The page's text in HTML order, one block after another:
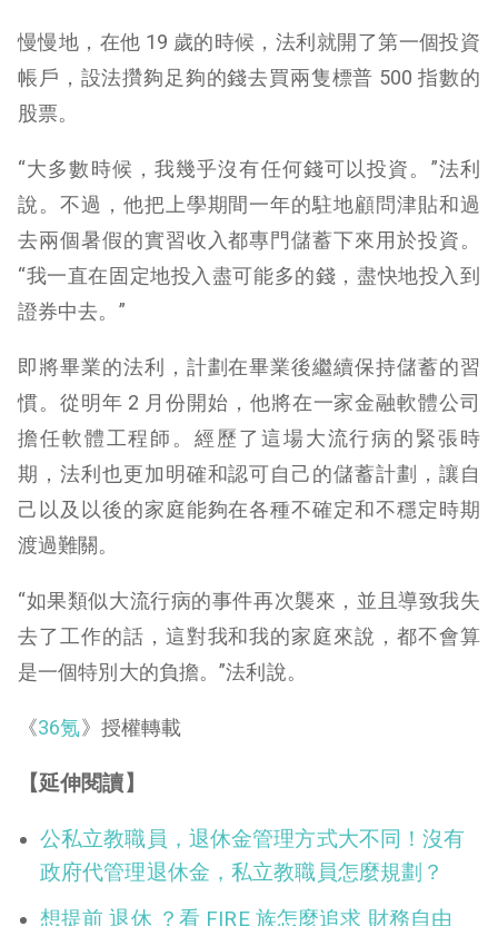
慢慢地，在他 19 歲的時候，法利就開了第一個投資
帳戶，設法攢夠足夠的錢去買兩隻標普 500 指數的
股票。
“大多數時候，我幾乎沒有任何錢可以投資。”法利
說。不過，他把上學期間一年的駐地顧問津貼和過
去兩個暑假的實習收入都專門儲蓄下來用於投資。
“我一直在固定地投入盡可能多的錢，盡快地投入到
證券中去。”
即將畢業的法利，計劃在畢業後繼續保持儲蓄的習
慣。從明年 2 月份開始，他將在一家金融軟體公司
擔任軟體工程師。經歷了這場大流行病的緊張時
期，法利也更加明確和認可自己的儲蓄計劃，讓自
己以及以後的家庭能夠在各種不確定和不穩定時期
渡過難關。
“如果類似大流行病的事件再次襲來，並且導致我失
去了工作的話，這對我和我的家庭來說，都不會算
是一個特別大的負擔。”法利說。
《36氪》授權轉載
【延伸閱讀】
公私立教職員，退休金管理方式大不同！沒有
政府代管理退休金，私立教職員怎麼規劃？
想提前 退休 ？看 FIRE 族怎麼追求 財務自由